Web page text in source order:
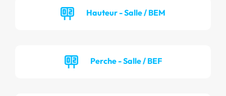
Hauteur - Salle / BEM
Perche - Salle / BEF